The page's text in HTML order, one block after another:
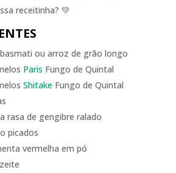
receitinha? 💚
ou arroz de grão longo
Paris Fungo de Quintal
ShitakeFungo de Quintal
rasa de gengibre ralado
picados
vermelha em pó